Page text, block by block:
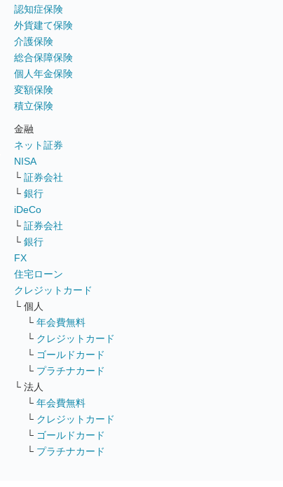
認知症保険
外貨建て保険
介護保険
総合保障保険
個人年金保険
変額保険
積立保険
金融
ネット証券
NISA
└ 証券会社
└ 銀行
iDeCo
└ 証券会社
└ 銀行
FX
住宅ローン
クレジットカード
└ 個人
└ 年会費無料
└ クレジットカード
└ ゴールドカード
└ プラチナカード
└ 法人
└ 年会費無料
└ クレジットカード
└ ゴールドカード
└ プラチナカード